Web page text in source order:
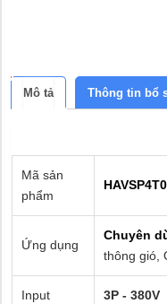
Mô tả Thông tin bổ
Mã sản
phẩm
Ứng dụng
Chuyên
thông gió,
Input 3P - 380V